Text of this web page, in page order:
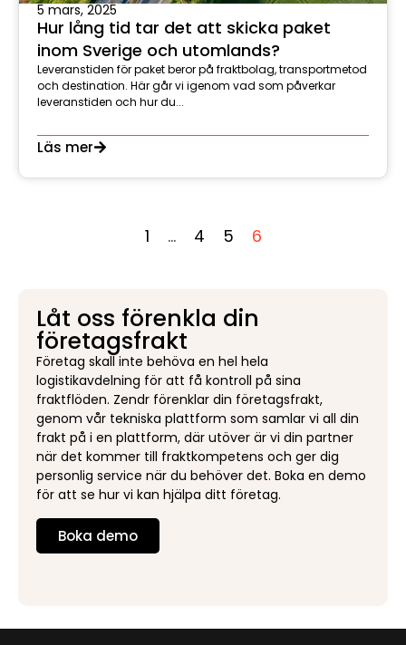
5 mars, 2025
Hur lång tid tar det att skicka paket
inom Sverige och utomlands?
Leveranstiden för paket beror på fraktbolag, transportmetod
och destination. Här går vi igenom vad som påverkar
leveranstiden och hur du...
Läs mer
1 … 4 5 6
Låt oss förenkla din
företagsfrakt
Företag skall inte behöva en hel hela
logistikavdelning för att få kontroll på sina
fraktflöden. Zendr förenklar din företagsfrakt,
genom vår tekniska plattform som samlar vi all din
frakt på i en plattform, där utöver är vi din partner
när det kommer till fraktkompetens och ger dig
personlig service när du behöver det. Boka en demo
för att se hur vi kan hjälpa ditt företag.
Boka demo